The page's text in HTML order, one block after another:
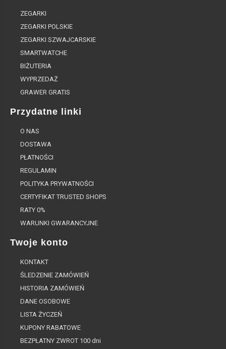
ZEGARKI
ZEGARKI POLSKIE
ZEGARKI SZWAJCARSKIE
SMARTWATCHE
BIŻUTERIA
WYPRZEDAŻ
GRAWER GRATIS
Przydatne linki
O NAS
DOSTAWA
PŁATNOŚCI
REGULAMIN
POLITYKA PRYWATNOŚCI
CERTYFIKAT TRUSTED SHOPS
RATY 0%
WARUNKI GWARANCYJNE
Twoje konto
KONTAKT
ŚLEDZENIE ZAMÓWIEŃ
HISTORIA ZAMÓWIEŃ
DANE OSOBOWE
LISTA ŻYCZEŃ
KUPONY RABATOWE
BEZPŁATNY ZWROT 100 dni